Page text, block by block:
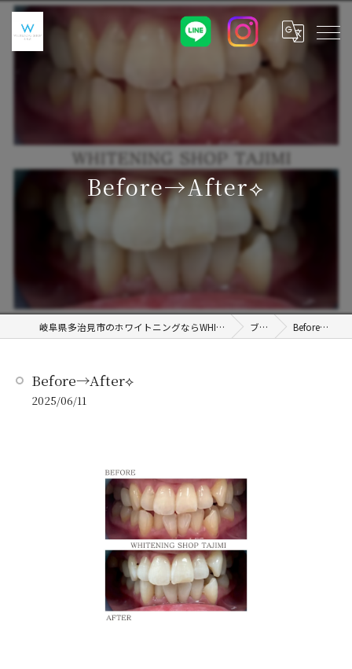
Before→After⟡
岐阜県多治見市のホワイトニングならWHITENING SHOP 土岐店 ブログ Before→After⟡
Before→After⟡
2025/06/11